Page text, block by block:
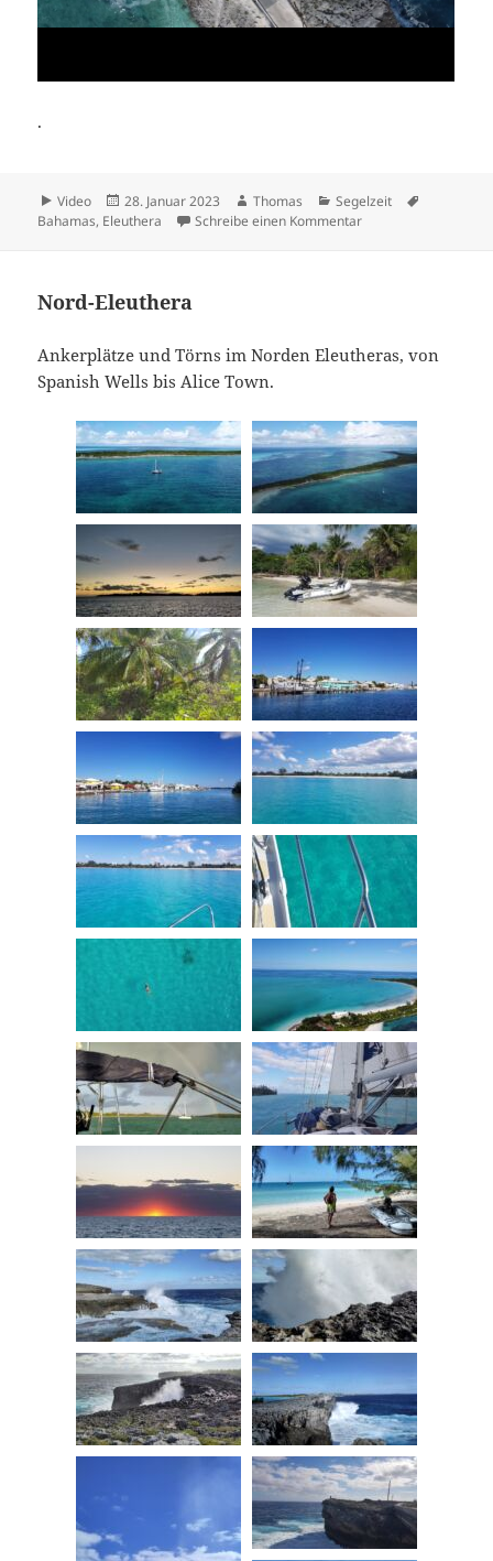
.
Format
Video
Veröffentlicht
am
28. Januar 2023 Autor
Thomas Kategorien
Segelzeit
Bahamas, Eleuthera Schreibe einen Kommentarzu Glass Window
Nord-Eleuthera
Ankerplätze und Törns im Norden Eleutheras, von
Spanish Wells bis Alice Town.